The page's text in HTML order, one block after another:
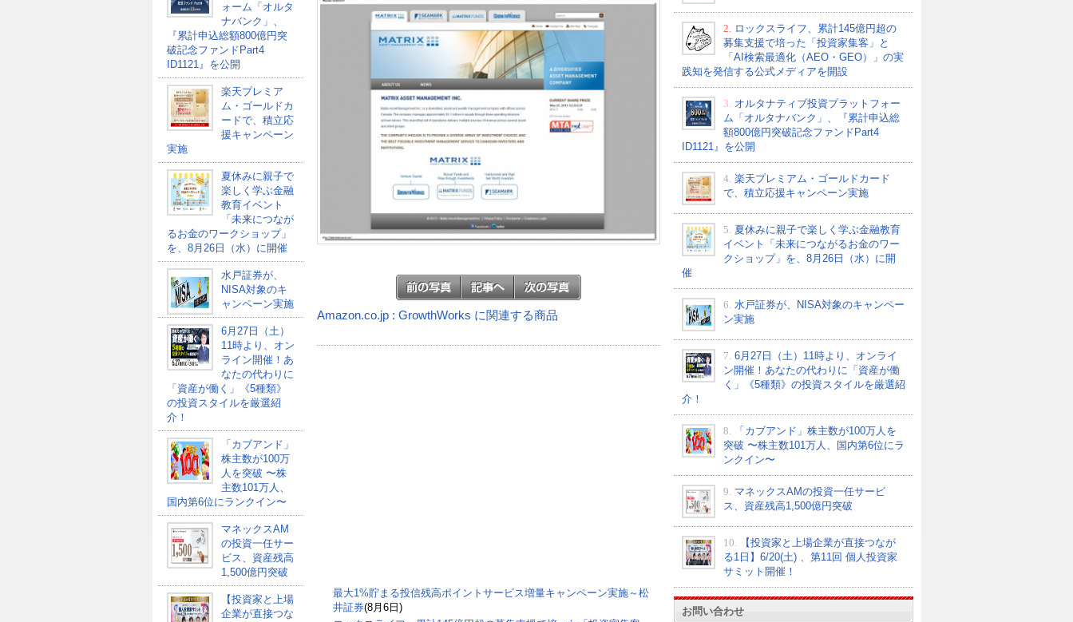
ォーム「オルタ
ナバンク」、
『累計申込総額800億円突
破記念ファンドPart4
ID1121』を公開
楽天プレミア
ム・ゴールドカ
ードで、積立応
援キャンペーン
実施
夏休みに親子で
楽しく学ぶ金融
教育イベント
「未来につなが
るお金のワークショップ」
を、8月26日（水）に開催
水戸証券が、
NISA対象のキ
ャンペーン実施
6月27日（土）
11時より、オン
ライン開催！あ
なたの代わりに
「資産が働く」《5種類》
の投資スタイルを厳選紹
介！
「カブアンド」
株主数が100万
人を突破 〜株
主数101万人、
国内第6位にランクイン〜
マネックスAM
の投資一任サー
ビス、資産残高
1,500億円突破
【投資家と上場
企業が直接つな
Amazon.co.jp : GrowthWorks に関連する商品
最大1%貯まる投信残高ポイントサービス増量キャンペーン実施～松
井証券(8月6日)
2.
ロックスライフ、累計145億円超の
募集支援で培った「投資家集客」と
「AI検索最適化（AEO・GEO）」の実
践知を発信する公式メディアを開設
3. オルタナティブ投資プラットフォー
ム「オルタナバンク」、『累計申込総
額800億円突破記念ファンドPart4
ID1121』を公開
4. 楽天プレミアム・ゴールドカード
で、積立応援キャンペーン実施
5. 夏休みに親子で楽しく学ぶ金融教育
イベント「未来につながるお金のワー
クショップ」を、8月26日（水）に開
催
6. 水戸証券が、NISA対象のキャンペー
ン実施
7. 6月27日（土）11時より、オンライ
ン開催！あなたの代わりに「資産が働
く」《5種類》の投資スタイルを厳選紹
介！
8.
「カブアンド」株主数が100万人を
突破 〜株主数101万人、国内第6位にラ
ンクイン〜
9. マネックスAMの投資一任サービ
ス、資産残高1,500億円突破
10.
【投資家と上場企業が直接つなが
る1日】6/20(土) 、第11回 個人投資家
サミット開催！
お問い合わせ